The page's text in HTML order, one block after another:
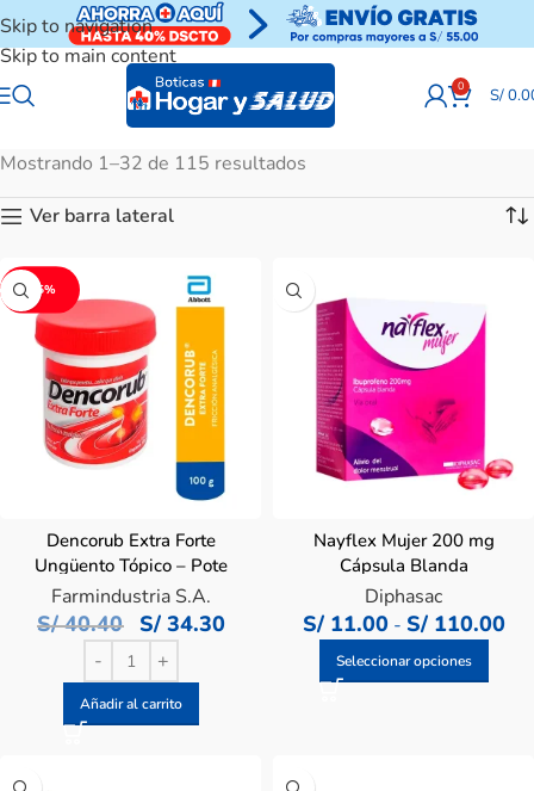
Skip to navigation
Skip to main content
0 S/
Mostrando 1–32 de 115 resultados
Ver barra lateral
-15%
Dencorub Extra Forte
Ungüento Tópico – Pote
100 G
Farmindustria S.A.
S/40.40 S/34.30
Añadir al carrito
Nayflex Mujer 200 mg
Cápsula Blanda
Diphasac
S/11.00 - S/110.00
Seleccionar opciones